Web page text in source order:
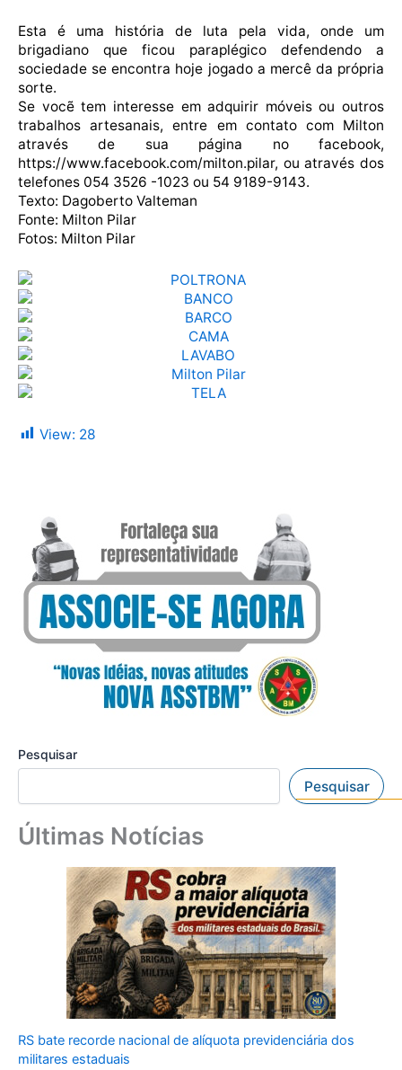
Esta é uma história de luta pela vida, onde um
brigadiano que ficou paraplégico defendendo a
sociedade se encontra hoje jogado a mercê da própria
sorte.
Se vocẽ tem interesse em adquirir móveis ou outros
trabalhos artesanais, entre em contato com Milton
através de sua página no facebook,
https://www.facebook.com/milton.pilar, ou através dos
telefones 054 3526 -1023 ou 54 9189-9143.
Texto: Dagoberto Valteman
Fonte: Milton Pilar
Fotos: Milton Pilar
View: 28
Pesquisar
Pesquisar
Últimas Notícias
RS bate recorde nacional de alíquota previdenciária dos
militares estaduais